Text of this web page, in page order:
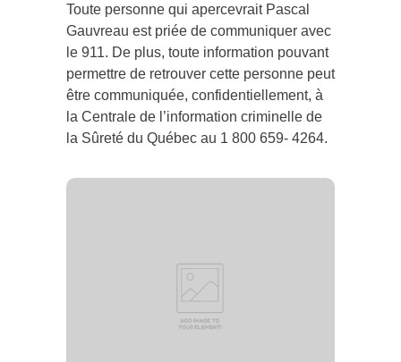
Toute personne qui apercevrait Pascal
Gauvreau est priée de communiquer avec
le 911. De plus, toute information pouvant
permettre de retrouver cette personne peut
être communiquée, confidentiellement, à
la Centrale de l’information criminelle de
la Sûreté du Québec au 1 800 659- 4264.